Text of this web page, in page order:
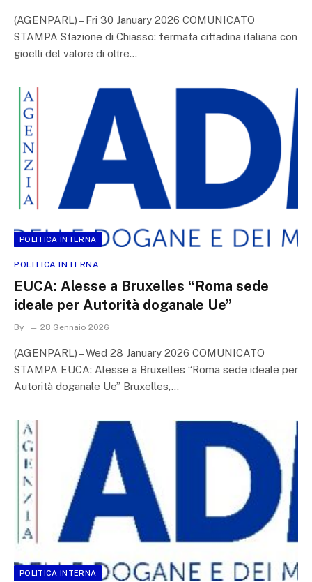
(AGENPARL) – Fri 30 January 2026 COMUNICATO
STAMPA Stazione di Chiasso: fermata cittadina italiana con
gioelli del valore di oltre…
POLITICA INTERNA
POLITICA INTERNA
EUCA: Alesse a Bruxelles “Roma sede
ideale per Autorità doganale Ue”
By 28 Gennaio 2026
(AGENPARL) – Wed 28 January 2026 COMUNICATO
STAMPA EUCA: Alesse a Bruxelles “Roma sede ideale per
Autorità doganale Ue” Bruxelles,…
POLITICA INTERNA